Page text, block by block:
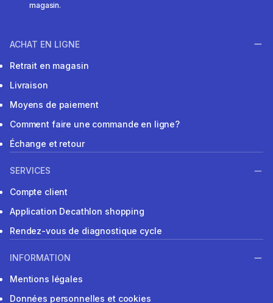
magasin.
ACHAT EN LIGNE
Retrait en magasin
Livraison
Moyens de paiement
Comment faire une commande en ligne?
Échange et retour
SERVICES
Compte client
Application Decathlon shopping
Rendez-vous de diagnostique cycle
INFORMATION
Mentions légales
Données personnelles et cookies